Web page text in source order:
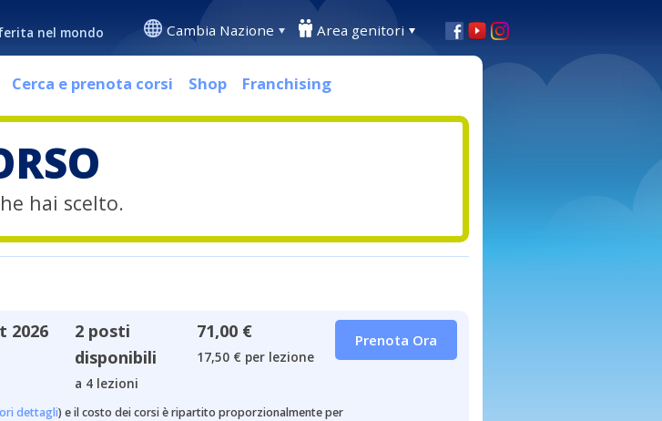
nel mondo Cambia Nazione Area genitori
Cerca e prenota corsi Shop Franchising
hai scelto.
2026
2 posti
disponibili
a 4 lezioni
71,00 €
17,50 € per lezione
Prenota Ora
dettagli) e il costo dei corsi è ripartito proporzionalmente per